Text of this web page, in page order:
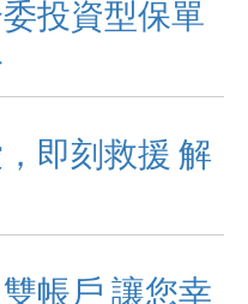
投資型保單
即刻救援 解
帳戶 讓您幸